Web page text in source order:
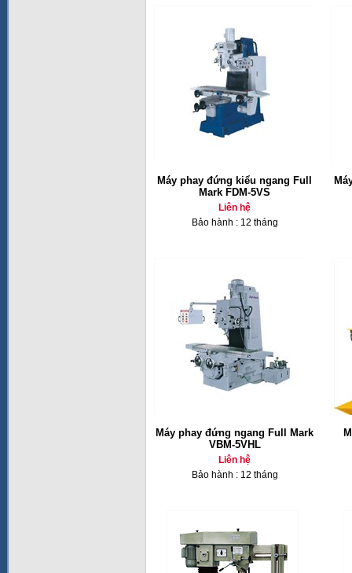
Máy phay đứng kiểu ngang Full
Mark FDM-5VS
Liên hệ
Bảo hành : 12 tháng
Máy phay đứng ngang Full Mark
VBM-5VHL
Liên hệ
Bảo hành : 12 tháng